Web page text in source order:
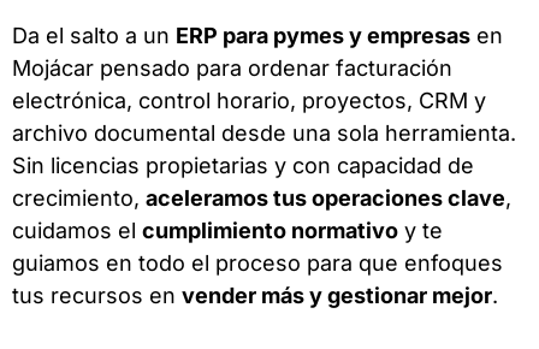
Da el salto a un ERP para pymes y empresas en
Mojácar pensado para ordenar facturación
electrónica, control horario, proyectos, CRM y
archivo documental desde una sola herramienta.
Sin licencias propietarias y con capacidad de
crecimiento, aceleramos tus operaciones clave,
cuidamos el cumplimiento normativo y te
guiamos en todo el proceso para que enfoques
tus recursos en vender más y gestionar mejor.